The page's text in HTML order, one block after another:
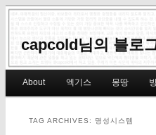
capcold님의 블로
Skip to primary content
Skip to secondary content
About 엑기스 몽땅
TAG ARCHIVES: 명성시스템